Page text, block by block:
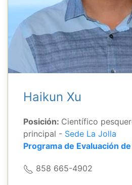
Haikun Xu
Posición: Científico
principal - Sede La Jolla
Programa de Evaluación
858 665-4902